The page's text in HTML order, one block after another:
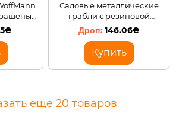
Садовые металлические
грабли с резиновой
ручкой 35,5см (YAB)
146.06₴
Купить
еще 20 товаров